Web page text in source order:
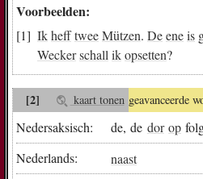
Voorbeelden:
IkhefftweeMützen. Deeneis
Weckerschall ikopsetten?
[2] kaart tonen geavanceerde
Nedersaksisch: de, de dor op
Nederlands:
naast